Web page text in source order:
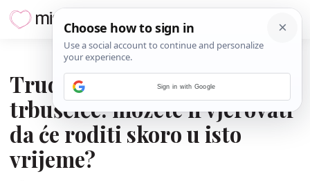
Trudnice usporedile
trbuščiće: možete li vjerovati
da će roditi skoro u isto
vrijeme?
Sign in with Google